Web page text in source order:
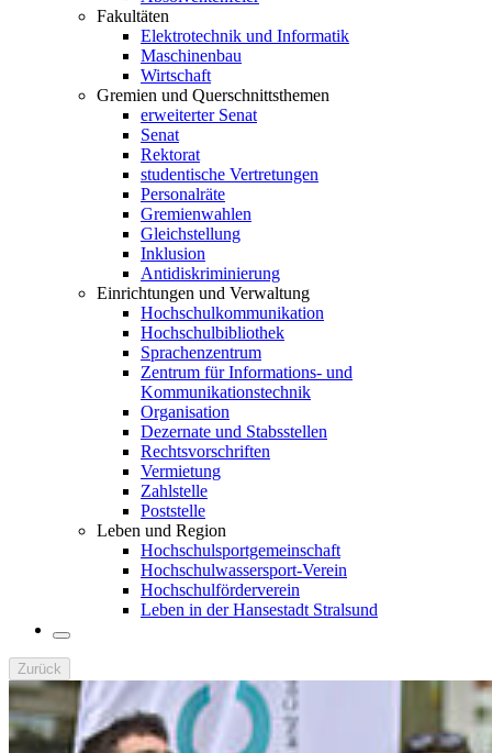
Fakultäten
Elektrotechnik und Informatik
Maschinenbau
Wirtschaft
Gremien und Querschnittsthemen
erweiterter Senat
Senat
Rektorat
studentische Vertretungen
Personalräte
Gremienwahlen
Gleichstellung
Inklusion
Antidiskriminierung
Einrichtungen und Verwaltung
Hochschulkommunikation
Hochschulbibliothek
Sprachenzentrum
Zentrum für Informations- und
Kommunikationstechnik
Organisation
Dezernate und Stabsstellen
Rechtsvorschriften
Vermietung
Zahlstelle
Poststelle
Leben und Region
Hochschulsportgemeinschaft
Hochschulwassersport-Verein
Hochschulförderverein
Leben in der Hansestadt Stralsund
Zurück